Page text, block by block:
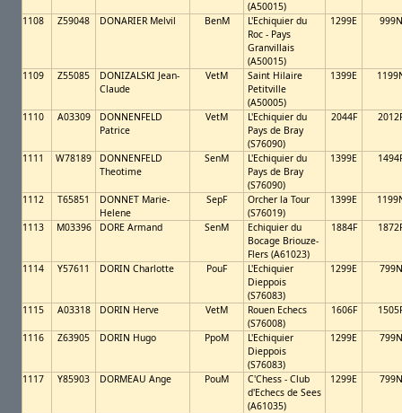
(A50015)
1108
Z59048 DONARIER Melvil BenM
L'Echiquier du
Roc - Pays
Granvillais
(A50015)
1299E 999N
1109 Z55085
DONIZALSKI Jean-
Claude
VetM
Saint Hilaire
Petitville
(A50005)
1399E
1110 A03309
DONNENFELD
Patrice
VetM
L'Echiquier du
Pays de Bray
(S76090)
2044F
1111 W78189
DONNENFELD
Theotime
SenM
L'Echiquier du
Pays de Bray
(S76090)
1399E
1112 T65851
DONNET Marie-
Helene
SepF
Orcher la Tour
(S76019)
1399E
1113 M03396 DORE Armand SenM
Echiquier du
Bocage Briouze-
Flers (A61023)
1884F
1114 Y57611 DORIN Charlotte PouF
L'Echiquier
Dieppois
(S76083)
1299E 799N
1115 A03318 DORIN Herve VetM
Rouen Echecs
(S76008)
1606F
1116 Z63905 DORIN Hugo PpoM
L'Echiquier
Dieppois
(S76083)
1299E 799N
1117 Y85903 DORMEAU Ange PouM
C'Chess - Club
d'Echecs de Sees
(A61035)
1299E 799N